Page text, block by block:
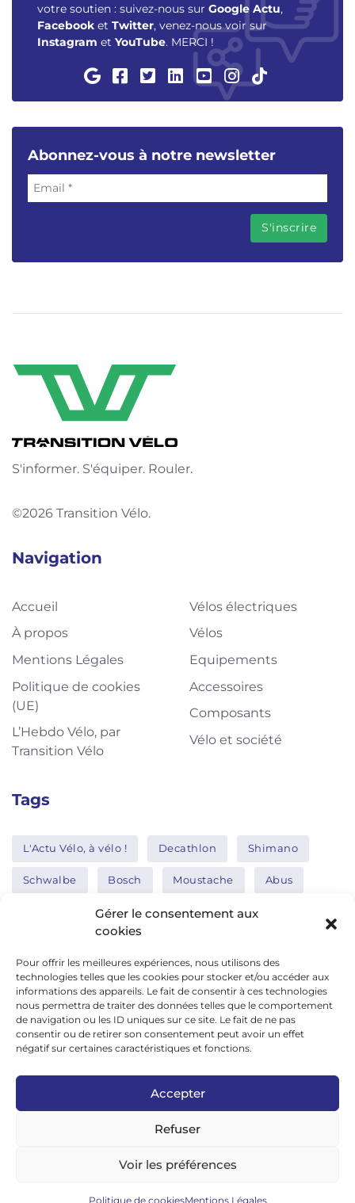
Gérer le consentement aux
cookies
Pour offrir les meilleures expériences, nous utilisons des
technologies telles que les cookies pour stocker et/ou accéder aux
informations des appareils. Le fait de consentir à ces technologies
nous permettra de traiter des données telles que le comportement
de navigation ou les ID uniques sur ce site. Le fait de ne pas
consentir ou de retirer son consentement peut avoir un effet
négatif sur certaines caractéristiques et fonctions.
Accepter
Refuser
Voir les préférences
Politique de cookiesMentions Légales
votre soutien : suivez-nous sur Google Actu,
Facebook et Twitter, venez-nous voir sur
Instagram et YouTube. MERCI !
Abonnez-vous à notre newsletter
S'informer. S'équiper. Rouler.
©2026 Transition Vélo.
Navigation
Accueil
À propos
Mentions Légales
Politique de cookies
(UE)
L’Hebdo Vélo, par
Transition Vélo
Vélos électriques
Vélos
Equipements
Accessoires
Composants
Vélo et société
Tags
L'Actu Vélo, à vélo ! Decathlon Shimano
Schwalbe Bosch Moustache Abus
Thule Nakamura
Réseaux sociaux
google news
facebook
twitter